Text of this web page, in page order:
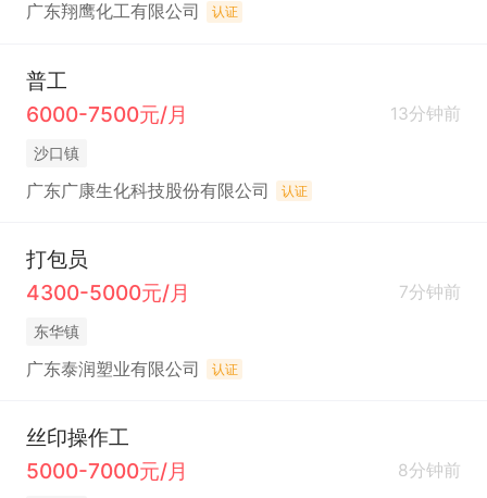
广东翔鹰化工有限公司 认证
普工
6000-7500元/月
13分钟前
沙口镇
广东广康生化科技股份有限公司 认证
打包员
4300-5000元/月
7分钟前
东华镇
广东泰润塑业有限公司 认证
丝印操作工
5000-7000元/月
8分钟前